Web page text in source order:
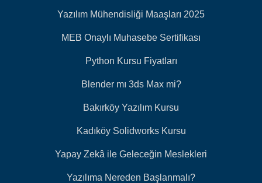
Yazılım Mühendisliği Maaşları 2025
MEB Onaylı Muhasebe Sertifikası
Python Kursu Fiyatları
Blender mı 3ds Max mi?
Bakırköy Yazılım Kursu
Kadıköy Solidworks Kursu
Yapay Zekâ ile Geleceğin Meslekleri
Yazılıma Nereden Başlanmalı?